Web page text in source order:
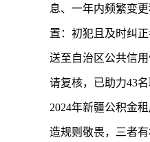
息、一年内频繁变
置：初犯且及时纠
送至自治区公共信
请复核，已助力43
2024年新疆公积金
造规则敬畏，三者